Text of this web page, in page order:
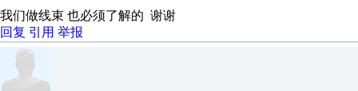
我们做线束 也必须了解的 谢谢
回复 引用 举报